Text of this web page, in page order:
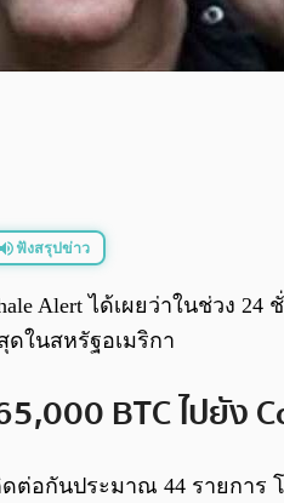
ฟังสรุปข่าว
Alert ได้เผยว่าในช่วง 24
ดในสหรัฐอเมริกา
BTC ไปยัง
ต่อกันประมาณ 44 รายการ